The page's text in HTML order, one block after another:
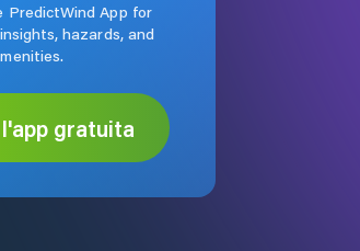
PredictWind App for
hazards, and
gratuita